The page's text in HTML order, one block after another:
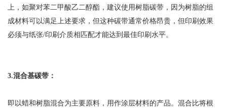
上，如聚对苯二甲酸乙二醇酯，建议使用树脂碳带，因为树脂的组
成材料可以满足上述要求，但这种碳带通常价格昂贵，但印刷效果
必须与纸张/印刷介质相匹配才能达到最佳印刷水平。
3.混合基碳带：
即以蜡和树脂混合为主要原料，用作涂层材料的产品。混合比将根